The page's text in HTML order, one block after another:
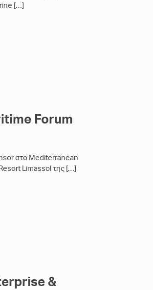
[…]
Forum
στο Mediterranean
Limassol της[…]
&